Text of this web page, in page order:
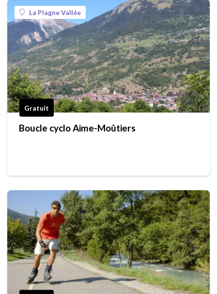
La Plagne Vallée
Gratuit
Boucle cyclo Aime-Moûtiers